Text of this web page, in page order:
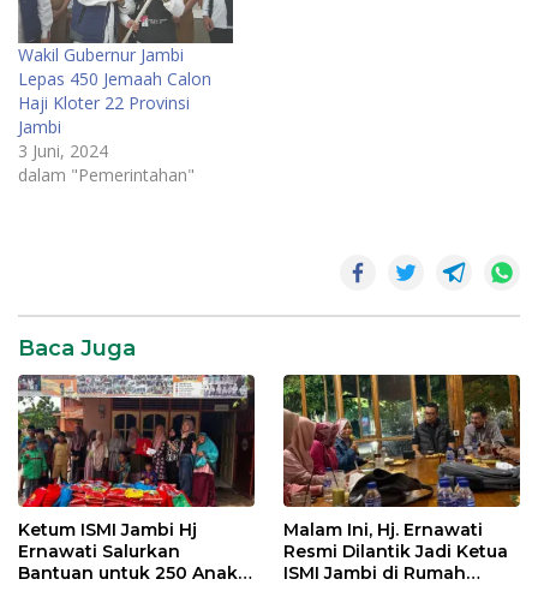
Wakil Gubernur Jambi
Lepas 450 Jemaah Calon
Haji Kloter 22 Provinsi
Jambi
3 Juni, 2024
dalam "Pemerintahan"
Baca Juga
Ketum ISMI Jambi Hj
Ernawati Salurkan
Bantuan untuk 250 Anak
Malam Ini, Hj. Ernawati
Resmi Dilantik Jadi Ketua
ISMI Jambi di Rumah